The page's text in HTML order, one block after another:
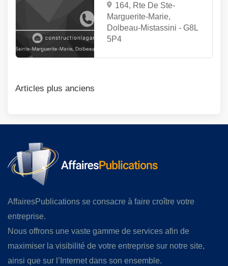
164, Rte De Ste-
Marguerite-Marie,
Dolbeau-Mistassini -G8L
5P4
Navigation
Articles plus anciens
AffairesPublications se consacre à faire croître votre
entreprise.
Nous offrons une vaste gamme de services afin de
maximiser la visibilité de votre entreprise sur notre site,
ainsi que sur l’Internet dans son ensemble.